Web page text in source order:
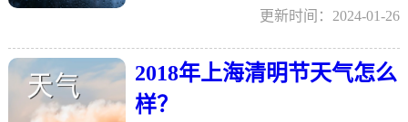
更新时间：2024-01-26
2018年上海清明节天气怎么
样？